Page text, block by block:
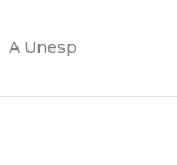
A Unesp